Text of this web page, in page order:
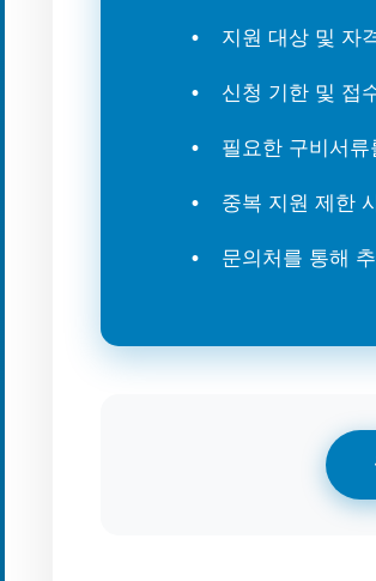
지원 대상 및 자
신청 기한 및 접
필요한 구비서
중복 지원 제한
문의처를 통해